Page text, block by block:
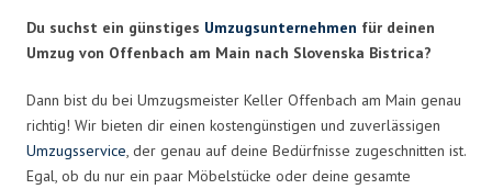
Du suchst ein günstiges Umzugsunternehmen für deinen
Umzug von Offenbach am Main nach Slovenska Bistrica?
Dann bist du bei Umzugsmeister Keller Offenbach am Main genau
richtig! Wir bieten dir einen kostengünstigen und zuverlässigen
Umzugsservice, der genau auf deine Bedürfnisse zugeschnitten ist.
Egal, ob du nur ein paar Möbelstücke oder deine gesamte